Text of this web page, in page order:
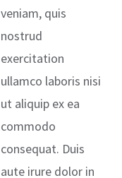
veniam, quis
nostrud
exercitation
ullamco laboris nisi
ut aliquip ex ea
commodo
consequat. Duis
aute irure dolor in